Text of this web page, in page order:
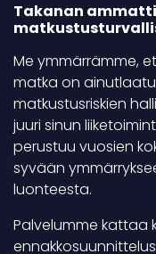
Takanan
Me ymmärrämme,
matka on
matkustusriskien
juuri sinun
perustuu vuosien
syvään
luonteesta.
Palvelumme kattaa